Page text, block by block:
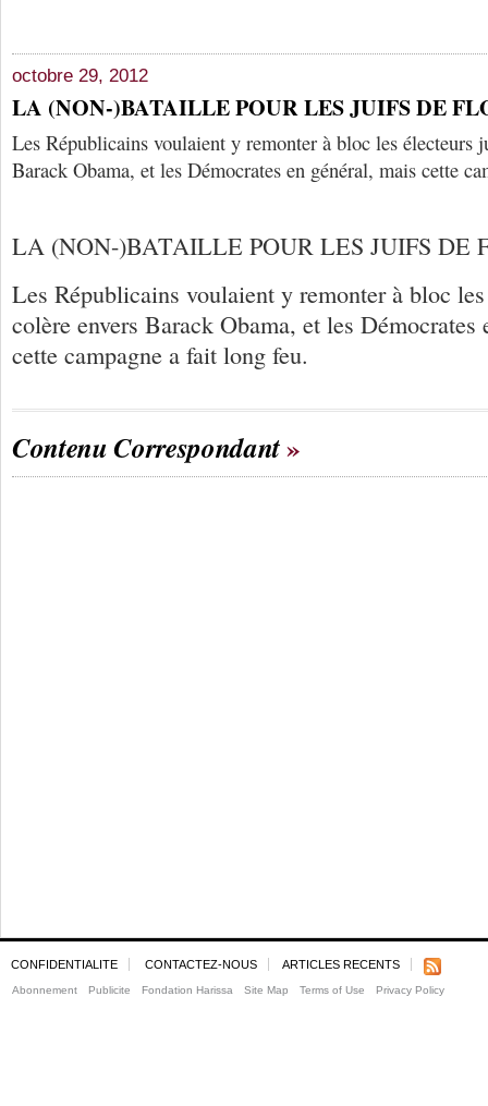
octobre 29, 2012
LA (NON-)BATAILLE POUR LES JUIFS DE
Les Républicains voulaient y remonter à bloc les électeurs
Barack Obama, et les Démocrates en général, mais cette
LA (NON-)BATAILLE POUR LES JUIFS DE
Les Républicains voulaient y remonter à bloc
colère envers Barack Obama, et les Démocrates
cette campagne a fait long feu.
Contenu Correspondant
CONFIDENTIALITE CONTACTEZ-NOUS ARTICLES RECENTS
Abonnement Publicite Fondation Harissa Site Map Terms of Use Privacy Policy